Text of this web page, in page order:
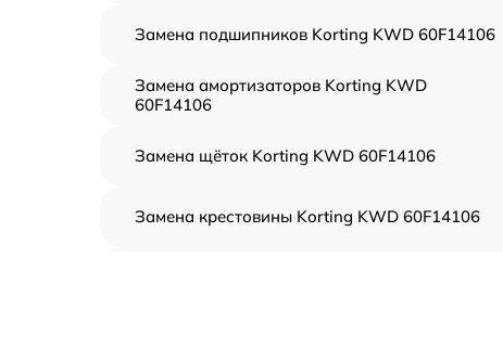
Замена подшипников Korting KWD 60F14106
Замена амортизаторов Korting KWD
60F14106
Замена щёток Korting KWD 60F14106
Замена крестовины Korting KWD 60F14106